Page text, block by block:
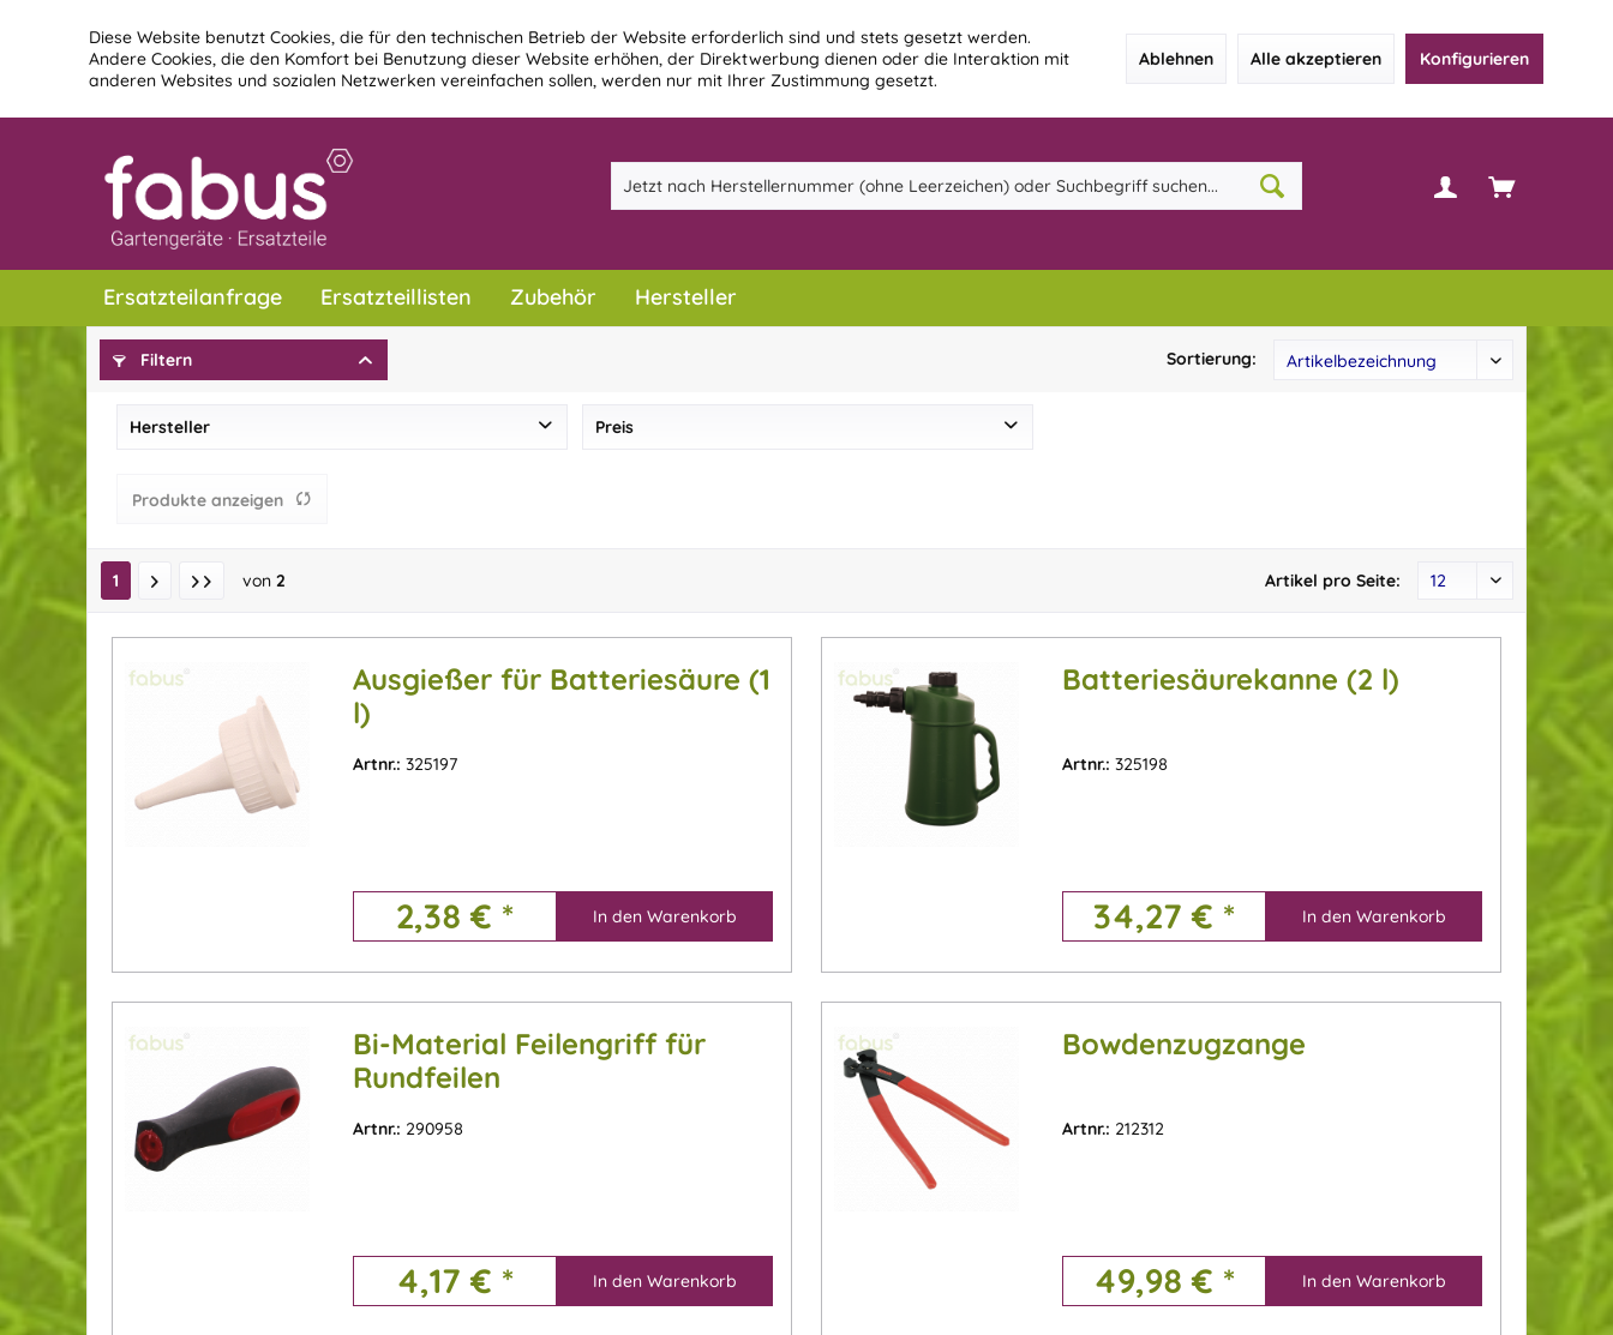
Diese Website benutzt Cookies, die für den technischen Betrieb der Website erforderlich sind und stets gesetzt werden.
Andere Cookies, die den Komfort bei Benutzung dieser Website erhöhen, der Direktwerbung dienen oder die Interaktion mit
anderen Websites und sozialen Netzwerken vereinfachen sollen, werden nur mit Ihrer Zustimmung gesetzt.
Ablehnen Alle akzeptieren Konfigurieren
Ersatzteilanfrage Ersatzteillisten Zubehör Hersteller
Filtern Sortierung:
Hersteller Preis
Produkte anzeigen
1 von 2 Artikel pro Seite:
Ausgießer für Batteriesäure (1
l)
Artnr.: 325197
2,38 € * In den Warenkorb
Batteriesäurekanne (2 l)
Artnr.: 325198
34,27 € * In den Warenkorb
Bi-Material Feilengriff für
Rundfeilen
Artnr.: 290958
4,17 € * In den Warenkorb
Bowdenzugzange
Artnr.: 212312
49,98 € * In den Warenkorb